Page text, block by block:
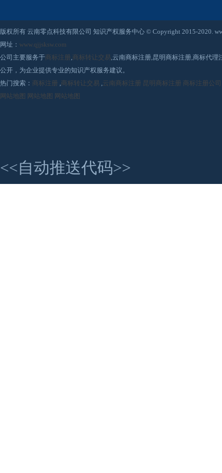
版权所有 云南零点科技有限公司 知识产权服务中心 © Copyright 2015-2020.
网址： www.qjjsksw.com
公司主要服务于商标注册 ,商标转让交易,云南商标注册,昆明商标注册,商标代
公开，为企业提供专业的知识产权服务建议。
热门搜索： 商标注册 ,商标转让交易 ,云南商标注册 昆明商标注册
商标注册公司
网站地图 网站地图 网站地图
<<自动推送代码>>